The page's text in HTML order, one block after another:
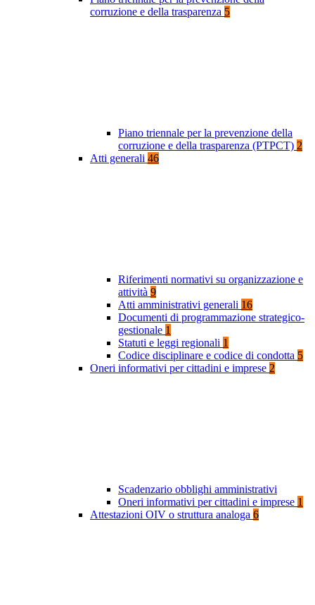
corruzione e della trasparenza 5
Piano triennale per la prevenzione della
corruzione e della trasparenza (PTPCT) 2
Atti generali 46
Riferimenti normativi su organizzazione e
attività 9
Atti amministrativi generali 16
Documenti di programmazione strategico-
gestionale 1
Statuti e leggi regionali 1
Codice disciplinare e codice di condotta 5
Oneri informativi per cittadini e imprese 2
Scadenzario obblighi amministrativi
Oneri informativi per cittadini e imprese 1
Attestazioni OIV o struttura analoga 6